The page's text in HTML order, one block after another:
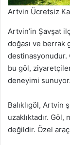
Artvin Ücretsiz
Artvin’in Şavşat
doğası ve
destinasyonudur.
bu göl,
deneyimi sunuyor.
Balıklıgöl, Artvin
uzaklıktadır. Göl,
değildir. Özel